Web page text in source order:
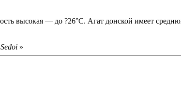
высокая — до ?26°С. Агат донской имеет
»